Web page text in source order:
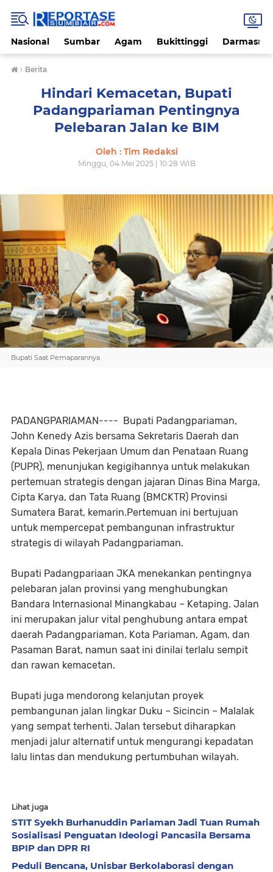
Nasional Sumbar Agam Bukittinggi
› Berita
Hindari Kemacetan, Bupati
Padangpariaman Pentingnya
Pelebaran Jalan ke BIM
Oleh : Tim Redaksi
Minggu, 04 Mei 2025 | 10:28 WIB
Bupati Saat Pemaparannya
PADANGPARIAMAN---- Bupati Padangpariaman,
John Kenedy Azis bersama Sekretaris Daerah dan
Kepala Dinas Pekerjaan Umum dan Penataan Ruang
(PUPR), menunjukan kegigihannya untuk melakukan
pertemuan strategis dengan jajaran Dinas Bina Marga,
Cipta Karya, dan Tata Ruang (BMCKTR) Provinsi
Sumatera Barat, kemarin.Pertemuan ini bertujuan
untuk mempercepat pembangunan infrastruktur
strategis di wilayah Padangpariaman.
Bupati Padangpariaan JKA menekankan pentingnya
pelebaran jalan provinsi yang menghubungkan
Bandara Internasional Minangkabau – Ketaping. Jalan
ini merupakan jalur vital penghubung antara empat
daerah Padangpariaman, Kota Pariaman, Agam, dan
Pasaman Barat, namun saat ini dinilai terlalu sempit
dan rawan kemacetan.
Bupati juga mendorong kelanjutan proyek
pembangunan jalan lingkar Duku – Sicincin – Malalak
yang sempat terhenti. Jalan tersebut diharapkan
menjadi jalur alternatif untuk mengurangi kepadatan
lalu lintas dan mendukung pertumbuhan wilayah.
Lihat juga
STIT Syekh Burhanuddin Pariaman Jadi Tuan Rumah
Sosialisasi Penguatan Ideologi Pancasila Bersama
BPIP dan DPR RI
Peduli Bencana, Unisbar Berkolaborasi dengan